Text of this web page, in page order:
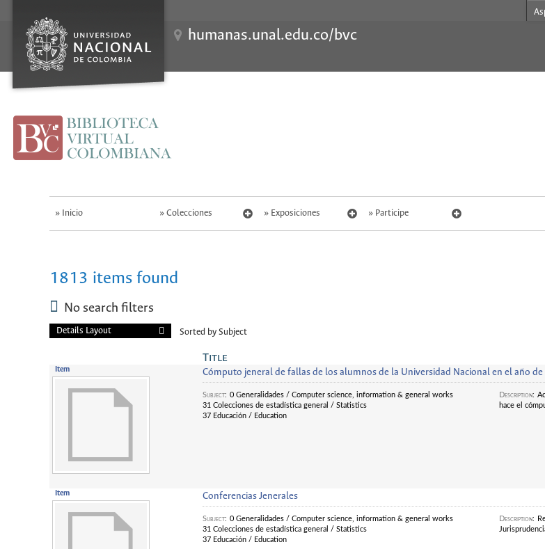
humanas.unal.edu.co/bvc
Inicio Colecciones Exposiciones Participe
1813 items found
No search filters
Details Layout Sorted by Subject
Title
Item Cómputo jeneral de fallas de los alumnos de la Universidad Nacional en el año
Subject: 0 Generalidades / Computer science, information & general works
31 Colecciones de estadística general / Statistics
37 Educación / Education
Description:
hace el
Item Conferencias Jenerales
Subject: 0 Generalidades / Computer science, information & general works
31 Colecciones de estadística general / Statistics
37 Educación / Education
Description: